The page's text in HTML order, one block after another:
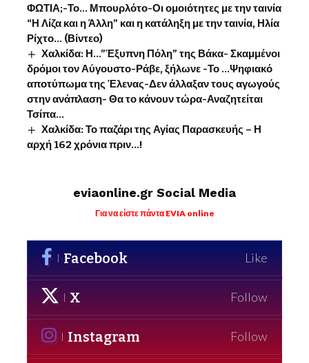
ΦΩΤΙΑ;-Το… Μπουρλότο-Οι ομοιότητες με την ταινία
“Η Λίζα και η Άλλη” και η κατάληξη με την ταινία, Ηλία
Ρίχτο… (Βίντεο)
Χαλκίδα: Η…”Έξυπνη Πόλη” της Βάκα- Σκαμμένοι
δρόμοι τον Αύγουστο-Ράβε, ξήλωνε -Το …Ψηφιακό
αποτύπωμα της Έλενας-Δεν άλλαξαν τους αγωγούς
στην ανάπλαση- Θα το κάνουν τώρα-Αναζητείται
Τσίπα…
Χαλκίδα: Το παζάρι της Αγίας Παρασκευής – Η
αρχή 162 χρόνια πριν…!
eviaonline.gr Social Media
Για να είστε πάντα EVIA online
Facebook Like
X Follow
Instagram Follow